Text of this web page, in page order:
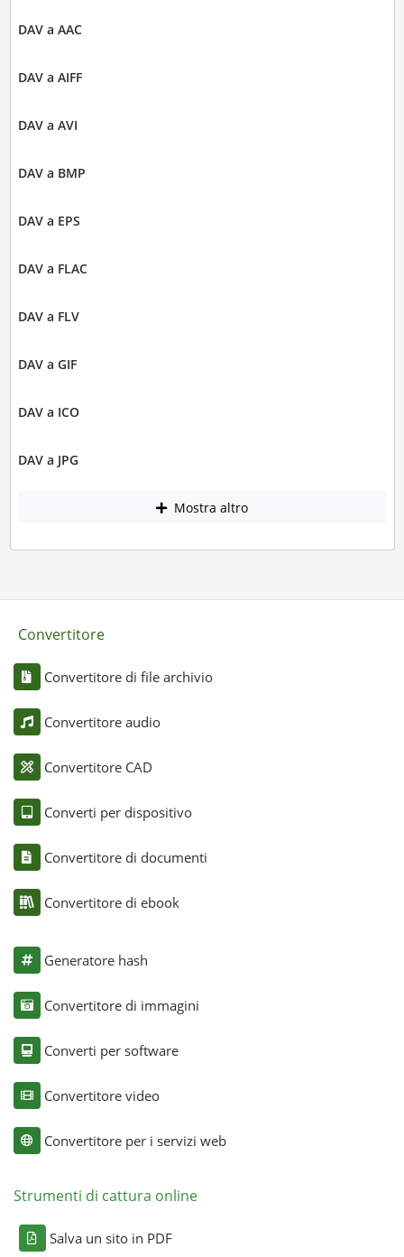
DAV a AAC
DAV a AIFF
DAV a AVI
DAV a BMP
DAV a EPS
DAV a FLAC
DAV a FLV
DAV a GIF
DAV a ICO
DAV a JPG
Mostra altro
Convertitore
Convertitore di file archivio
Convertitore audio
Convertitore CAD
Converti per dispositivo
Convertitore di documenti
Convertitore di ebook
Generatore hash
Convertitore di immagini
Converti per software
Convertitore video
Convertitore per i servizi web
Strumenti di cattura online
Salva un sito in PDF